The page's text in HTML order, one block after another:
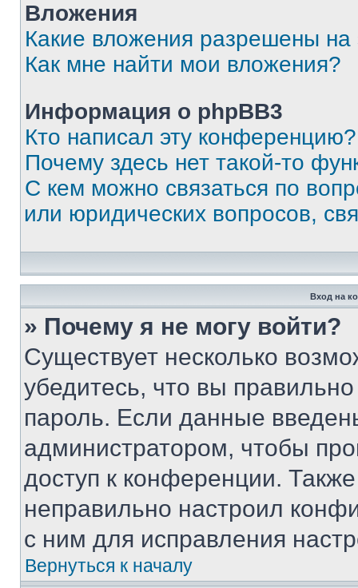
Вложения
Какие вложения разрешены
Как мне найти мои вложения?
Информация о phpBB3
Кто написал эту конференцию?
Почему здесь нет такой-то
С кем можно связаться по
или юридических вопросов,
Вход на
» Почему я не могу войти?
Существует несколько
убедитесь, что вы
пароль. Если данные
администратором, чтобы
доступ к конференции.
неправильно настроил
с ним для исправления
Вернуться к началу